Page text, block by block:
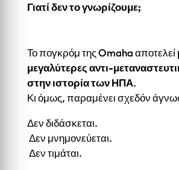
Γιατί δεν το γνωρίζουμε;
Το πογκρόμ της Omaha αποτελεί
μεγαλύτερες αντι-
στην ιστορία των ΗΠΑ.
Κι όμως, παραμένει σχεδόν
Δεν διδάσκεται.
Δεν μνημονεύεται.
Δεν τιμάται.